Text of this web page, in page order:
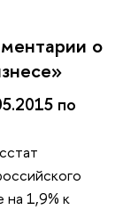
о
по
на 1,9% к